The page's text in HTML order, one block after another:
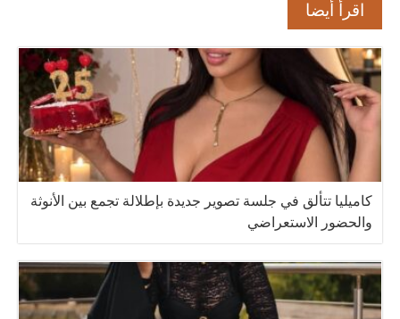
اقرأ أيضا
كاميليا تتألق في جلسة تصوير جديدة بإطلالة تجمع بين الأنوثة
والحضور الاستعراضي